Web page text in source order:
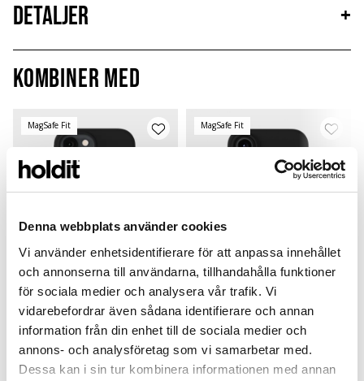
Denna webbplats använder cookies
Vi använder enhetsidentifierare för att anpassa innehållet
och annonserna till användarna, tillhandahålla funktioner
för sociala medier och analysera vår trafik. Vi
vidarebefordrar även sådana identifierare och annan
information från din enhet till de sociala medier och
annons- och analysföretag som vi samarbetar med.
Dessa kan i sin tur kombinera informationen med annan
Detaljer
+
Kombiner med
MagSafe Fit
Silicone Case Magsafe
Compatible
Black
MagSafe Fit
Silicone Case Magsafe
Compatible
Black